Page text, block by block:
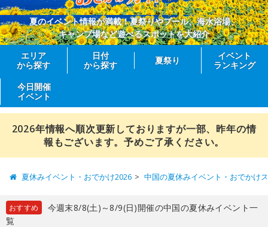
夏のイベント情報が満載！夏祭りやプール、海水浴場、
キャンプ場など遊べるスポットを大紹介
エリア
から探す
日付
から探す
夏祭り
イベント
ランキング
今日開催
イベント
2026年情報へ順次更新しておりますが一部、昨年の情
報もございます。予めご了承ください。
夏休みイベント・おでかけ2026 中国の夏休みイベント・おでかけ
おすすめ
今週末8/8(土)～8/9(日)開催の中国の夏休みイベント一
覧